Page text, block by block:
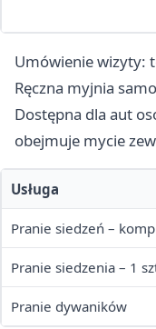
Umówienie wizyty:
Ręczna myjnia
Dostępna dla aut
obejmuje mycie
Usługa
Pranie siedzeń –
Pranie siedzenia – 1
Pranie dywaników